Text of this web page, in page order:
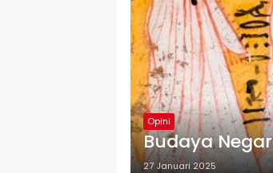
Opini
Budaya
27 Januari 2025